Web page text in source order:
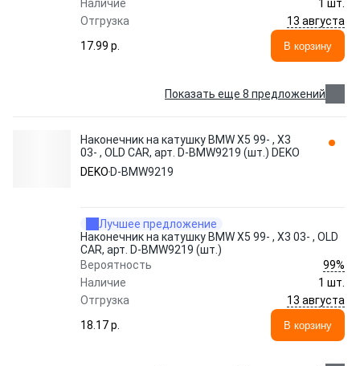
Наличие
1 шт.
Отгрузка
13 августа
17.99 p.
В корзину
Показать еще 8 предложений
Наконечник на катушку BMW X5 99- , X3
03- , OLD CAR, арт. D-BMW9219 (шт.) DEKO
DEKO D-BMW9219
Лучшее предложение
Наконечник на катушку BMW X5 99- , X3 03- , OLD
CAR, арт. D-BMW9219 (шт.)
Вероятность
99%
Наличие
1 шт.
Отгрузка
13 августа
18.17 p.
В корзину